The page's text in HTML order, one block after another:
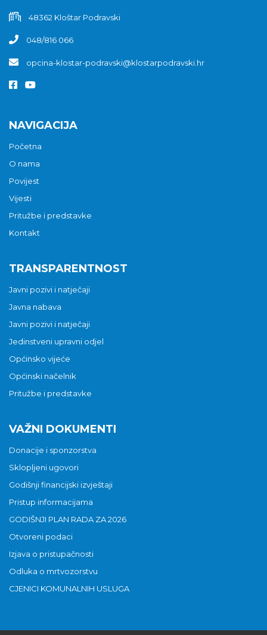
48362 Kloštar Podravski
048/816 066
opcina-klostar-podravski@klostarpodravski.hr
NAVIGACIJA
Početna
O nama
Povijest
Vijesti
Pritužbe i predstavke
Kontakt
TRANSPARENTNOST
Javni pozivi i natječaji
Javna nabava
Javni pozivi i natječaji
Jedinstveni upravni odjel
Općinsko vijeće
Općinski načelnik
Pritužbe i predstavke
VAŽNI DOKUMENTI
Donacije i sponzorstva
Sklopljeni ugovori
Godišnji financijski izvještaji
Pristup informacijama
GODIŠNJI PLAN RADA ZA 2026
Otvoreni podaci
Izjava o pristupačnosti
Odluka o mrtvozorstvu
CJENICI KOMUNALNIH USLUGA